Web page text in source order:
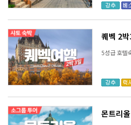
퀘벡 2
5성급 호텔
몬트리